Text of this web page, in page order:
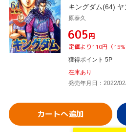
キングダム(64)
原泰久
¥605円
定価より110円（
獲得ポイント 5P
在庫あり
発売年月日：2022/
カートへ追加